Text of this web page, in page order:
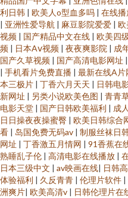
利日韩 | 欧美人o型血多吗 | 在线
| 亚洲性爱导航 | 麻豆影院爱爱 | 欧
视频 | 国产精品中文在线 | 欧美四
频 | 日本Aⅴ视频 | 夜夜爽影院 | 成
国产久草视频 | 国产高清电影网址 |
| 手机看片免费直播 | 最新在线A片
本三极片 | 丁香六月天天 | 日韩电
新网址 | 另类小说欧美色图 | 青青
电影天堂 | 国产日韩欧美福利 | 成
日日操夜夜操蜜臀 | 欧美日韩综合
看 | 岛国免费无码av | 制服丝袜日
网址 | 丁香激五月情网 | 91香蕉在
熟睡乱子伦 | 高清电影在线播放 |
日本三级中文 | av映画在线| 日韩
体验福利 | 久反青青 | 伦理片软件 |
洲爽片| 欧美高清v | 日韩伦理片在